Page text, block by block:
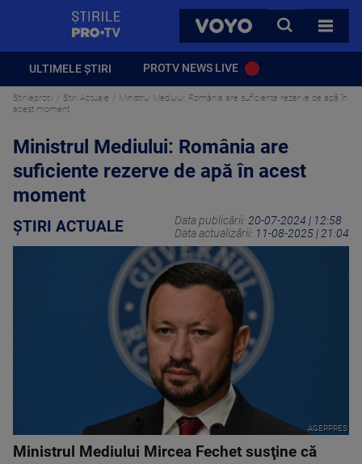
VOYO
CAUTA
TOATE
ULTIMELE ȘTIRI PROTV NEWS LIVE
Stirileprotv Știri Actuale
Ministrul Mediului: România are suficiente rezerve de apă în
acest moment
Ministrul Mediului: România are
suficiente rezerve de apă în acest
moment
ȘTIRI ACTUALE Data publicării: 20-07-2024 | 12:58
Data actualizării: 11-08-2025 | 21:04
AGERPRES
Ministrul Mediului Mircea Fechet susţine că